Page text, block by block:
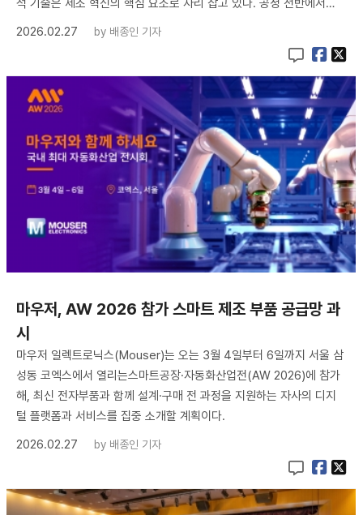
석 기술은 제조 혁신의 핵심 요소로 자리 잡고 있다. 공정 전반에서…
2026.02.27
by 배종인 기자
마우저, AW 2026 참가 스마트 제조 부품 공급망 과
시
마우저 일렉트로닉스(Mouser)는 오는 3월 4일부터 6일까지 서울 삼
성동 코엑스에서 열리는스마트공장·자동화산업전(AW 2026)에 참가
해, 최신 전자부품과 함께 설계·구매 전 과정을 지원하는 자사의 디지
털 플랫폼과 서비스를 집중 소개할 계획이다.
2026.02.27
by 배종인 기자